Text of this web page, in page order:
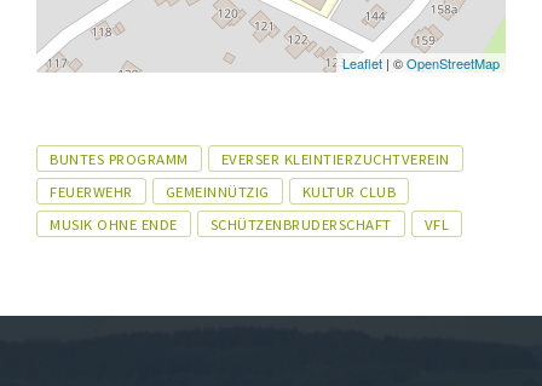
Leaflet | ©OpenStreetMap
Tags
BUNTES PROGRAMM
EVERSER KLEINTIERZUCHTVEREIN
FEUERWEHR
GEMEINNÜTZIG
KULTUR CLUB
MUSIK OHNE ENDE
SCHÜTZENBRUDERSCHAFT VFL